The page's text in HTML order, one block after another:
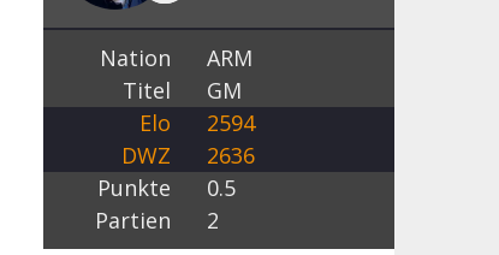
Nation
ARM
Titel
GM
Elo
2594
DWZ
2636
Punkte
0.5
Partien
2